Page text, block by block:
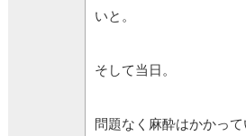
いと。
そして当日。
問題なく麻酔はかかっ